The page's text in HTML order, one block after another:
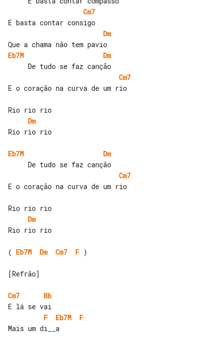
Cm7
Dm
Eb7M
Dm
Cm7
E o coração na curva de um rio
Dm
Rio rio rio
Eb7M
Dm
Cm7
E o coração na curva de um rio
Dm
Rio rio rio
( Eb7M Dm Cm7 F )
[Refrão]
Cm7
Bb
F
Eb7M
F
Mais um di__a